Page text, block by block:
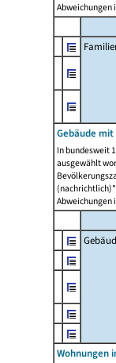
Abweichungen
Gebäude
In bundesweit
ausgewählt
Abweichungen
Wohnungen